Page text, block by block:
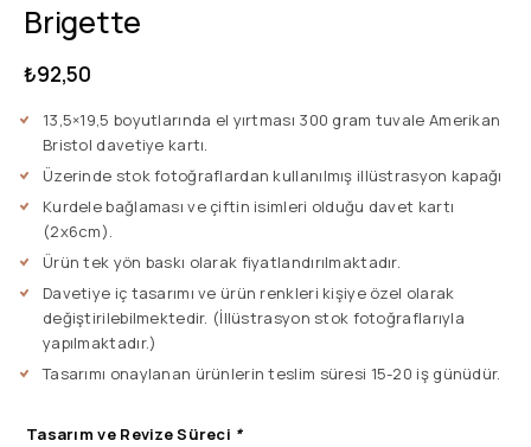
Brigette
₺92,50
13,5×19,5 boyutlarında el yırtması 300 gram tuvale Amerikan
Bristol davetiye kartı.
Üzerinde stok fotoğraflardan kullanılmış illüstrasyon kapağı
Kurdele bağlaması ve çiftin isimleri olduğu davet kartı
(2x6cm).
Ürün tek yön baskı olarak fiyatlandırılmaktadır.
Davetiye iç tasarımı ve ürün renkleri kişiye özel olarak
değiştirilebilmektedir. (İllüstrasyon stok fotoğraflarıyla
yapılmaktadır.)
Tasarımı onaylanan ürünlerin teslim süresi 15-20 iş günüdür.
Tasarım ve Revize Süreci *